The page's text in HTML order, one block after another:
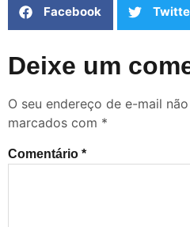
Facebook
Deixe um
O seu endereço de e-mail
marcados com *
Comentário *